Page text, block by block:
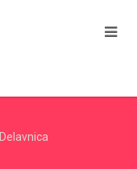
Delavnica